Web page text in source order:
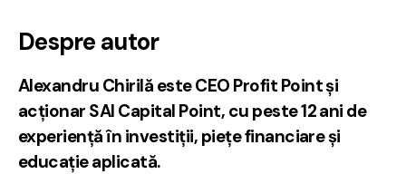
Despre autor
Alexandru Chirilă este CEO Profit Point și
acționar SAI Capital Point, cu peste 12 ani de
experiență în investiții, piețe financiare și
educație aplicată.